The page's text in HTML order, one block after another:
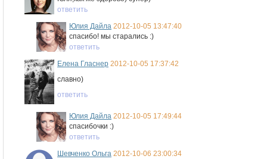
ответить
Юлия Дайла 2012-10-05 13:47:40
спасибо! мы старались :)
ответить
Елена Гласнер 2012-10-05 17:37:42
славно)
ответить
Юлия Дайла 2012-10-05 17:49:44
спасибочки :)
ответить
Шевченко Ольга 2012-10-06 23:00:34